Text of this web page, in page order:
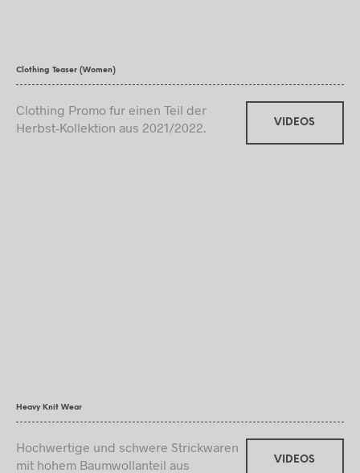
Clothing Teaser (Women)
Clothing Promo fur einen Teil der
Herbst-Kollektion aus 2021/2022.
VIDEOS
Heavy Knit Wear
Hochwertige und schwere Strickwaren
mit hohem Baumwollanteil aus
VIDEOS